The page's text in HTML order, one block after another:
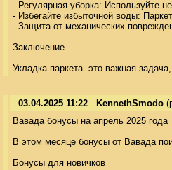
- Регулярная уборка: Используйте
- Избегайте избыточной воды:
- Защита от механических
Заключение
Укладка паркета  это важная
03.04.2025 11:22 KennethSmodo
Вавада бонусы на апрель 2025 года
В этом месяце бонусы от Вавада
Бонусы для новичков